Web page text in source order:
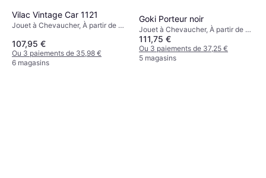
Vilac Vintage Car 1121
Jouet à Chevaucher, À partir de 2
107,95 €
Ou 3 paiements de 35,98 €
6 magasins
Goki Porteur noir
Jouet à Chevaucher, À partir de 1
ans
111,75 €
Ou 3 paiements de 37,25 €
5 magasins